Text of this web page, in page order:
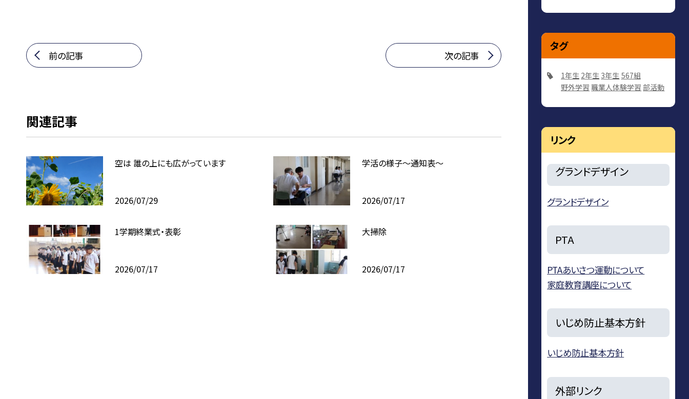
前の記事 次の記事
関連記事
空は 誰の上にも広がっています
2026/07/29
学活の様子〜通知表〜
2026/07/17
1学期終業式・表彰
2026/07/17
大掃除
2026/07/17
タグ
1年生 2年生 3年生 567組
野外学習 職業人体験学習 部活動
リンク
グランドデザイン
グランドデザイン
PTA
PTAあいさつ運動について
家庭教育講座について
いじめ防止基本方針
いじめ防止基本方針
外部リンク